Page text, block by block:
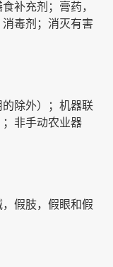
补充剂；膏药，
毒剂；消灭有害
除外）；机器联
非手动农业器
假肢，假眼和假